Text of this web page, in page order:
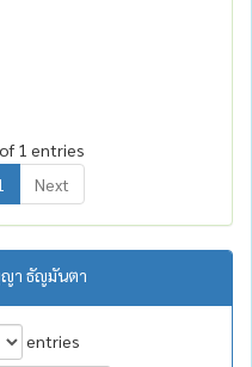
1 entries
Next
า ธัญมันตา
entries